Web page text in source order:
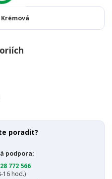
Krémová
poradit?
podpora:
772 566
16 hod.)